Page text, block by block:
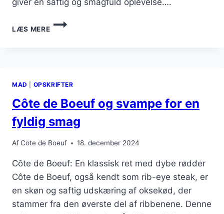
LÆS MERE
CÔTE
DE
GRØNT
MAD OPSKRIFTER
Côte de Boeuf og svampe for en
fyldig smag
AfCote de Boeuf 18. december 2024
Côte de Boeuf: En klassisk ret med dybe rødder
Côte de Boeuf, også kendt som rib-eye steak, er
en skøn og saftig udskæring af oksekød, der
stammer fra den øverste del af ribbenene. Denne